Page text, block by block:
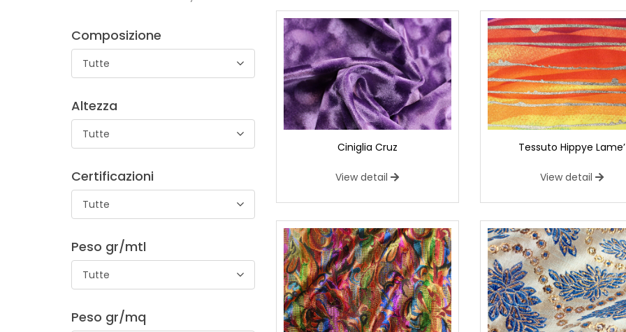
Ciniglia Cruz
View detail
Tessuto Hippye Lame’
View detail
Composizione
Tutte
Altezza
Tutte
Certificazioni
Tutte
Peso gr/mtl
Tutte
Peso gr/mq